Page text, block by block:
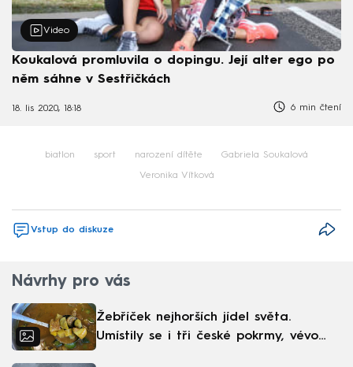
Video
Koukalová promluvila o dopingu. Její alter ego po
něm sáhne v Sestřičkách
18. lis 2020, 18:18 6 min čtení
biatlon sport narození dítěte Gabriela Soukalová
Veronika Vítková
Vstup do diskuze
Návrhy pro vás
Žebříček nejhorších jídel světa.
Umístily se i tři české pokrmy, vévodí